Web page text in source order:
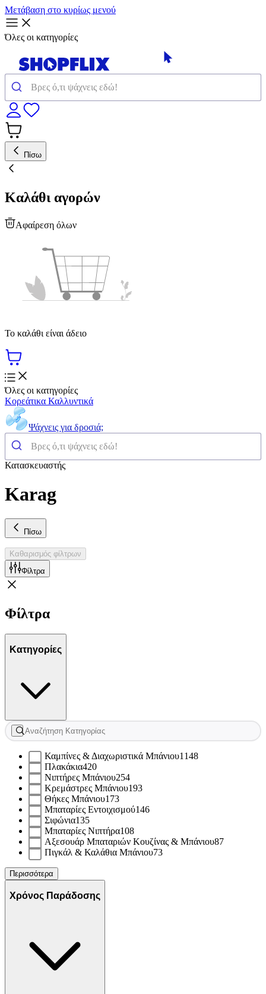
Μετάβαση στο κυρίως μενού
Όλες οι κατηγορίες
Πίσω
Καλάθι αγορών
Αφαίρεση όλων
Το καλάθι είναι άδειο
Όλες οι κατηγορίες
Κορεάτικα Καλλυντικά
Ψάχνεις για δροσιά;
Κατασκευαστής
Karag
Πίσω
Καθαρισμός φίλτρων
Φίλτρα
Φίλτρα
Κατηγορίες
Καμπίνες & Διαχωριστικά Μπάνιου1148
Πλακάκια420
Νιπτήρες Μπάνιου254
Κρεμάστρες Μπάνιου193
Θήκες Μπάνιου173
Μπαταρίες Εντοιχισμού146
Σιφώνια135
Μπαταρίες Νιπτήρα108
Αξεσουάρ Μπαταριών Κουζίνας & Μπάνιου87
Πιγκάλ & Καλάθια Μπάνιου73
Περισσότερα
Χρόνος Παράδοσης